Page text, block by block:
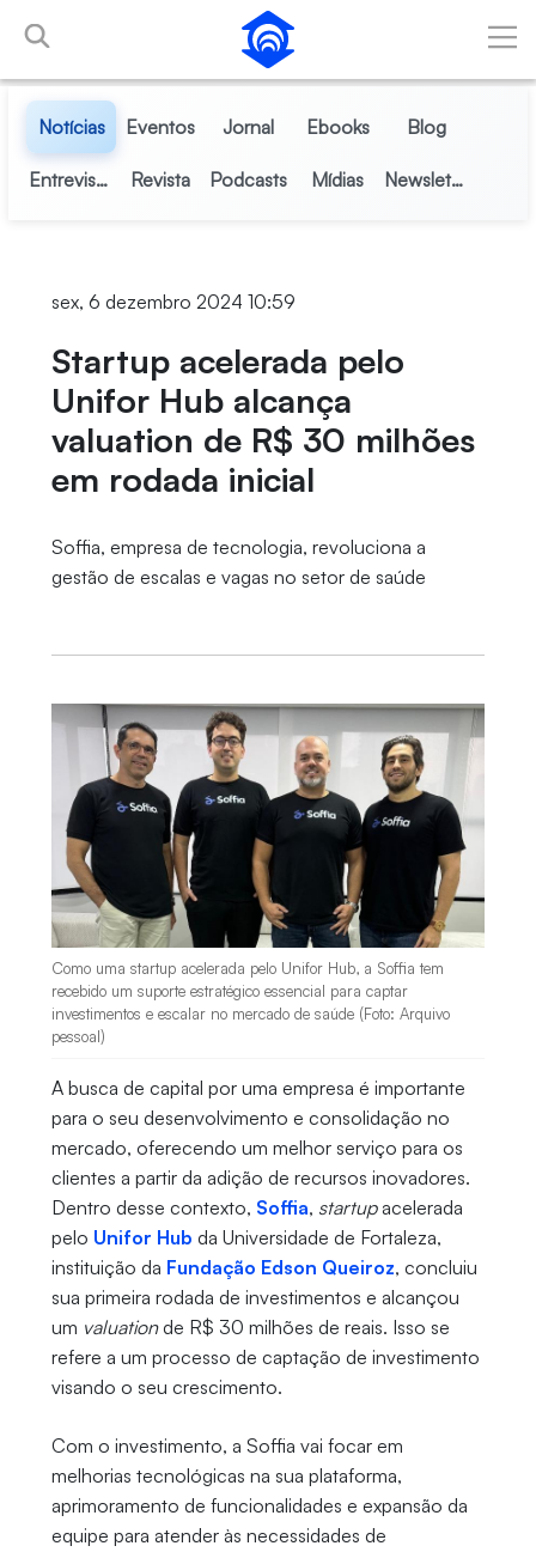
Pular para o Conteúdo principal
Notícias Eventos Jornal Ebooks Blog
Entrevistas Revista Podcasts Mídias Newsletter
sex, 6 dezembro 2024 10:59
Startup acelerada pelo
Unifor Hub alcança
valuation de R$ 30 milhões
em rodada inicial
Soffia, empresa de tecnologia, revoluciona a
gestão de escalas e vagas no setor de saúde
Como uma startup acelerada pelo Unifor Hub, a Soffia tem
recebido um suporte estratégico essencial para captar
investimentos e escalar no mercado de saúde (Foto: Arquivo
pessoal)
A busca de capital por uma empresa é importante
para o seu desenvolvimento e consolidação no
mercado, oferecendo um melhor serviço para os
clientes a partir da adição de recursos inovadores.
Dentro desse contexto, Soffia, startupacelerada
pelo Unifor Hub da Universidade de Fortaleza,
instituição da Fundação Edson Queiroz, concluiu
sua primeira rodada de investimentos e alcançou
um valuationde R$ 30 milhões de reais. Isso se
refere a um processo de captação de investimento
visando o seu crescimento.
Com o investimento, a Soffia vai focar em
melhorias tecnológicas na sua plataforma,
aprimoramento de funcionalidades e expansão da
equipe para atender às necessidades de